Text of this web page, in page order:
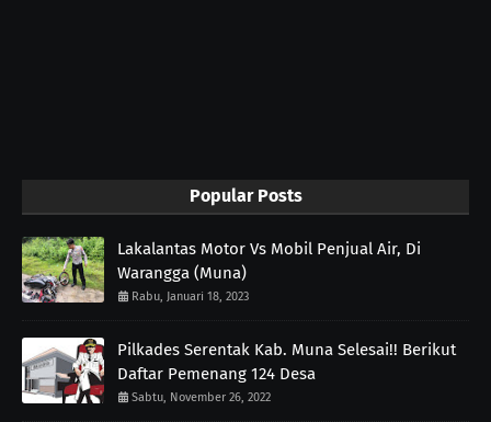
Popular Posts
Lakalantas Motor Vs Mobil Penjual Air, Di
Warangga (Muna)
Rabu, Januari 18, 2023
Pilkades Serentak Kab. Muna Selesai!! Berikut
Daftar Pemenang 124 Desa
Sabtu, November 26, 2022